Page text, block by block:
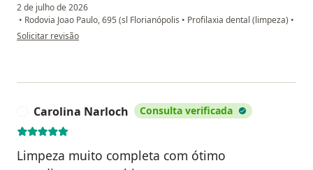
2 de julho de 2026
• Rodovia Joao Paulo, 695 (sl Florianópolis • Profilaxia dental (limpeza) •
na opinião do utilizador Gabriel Probst
Solicitar revisão
Carolina Narloch Consulta verificada
Limpeza muito completa com ótimo